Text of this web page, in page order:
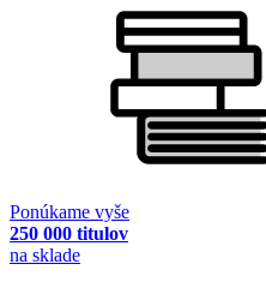
Ponúkame vyše
250 000 titulov
na sklade